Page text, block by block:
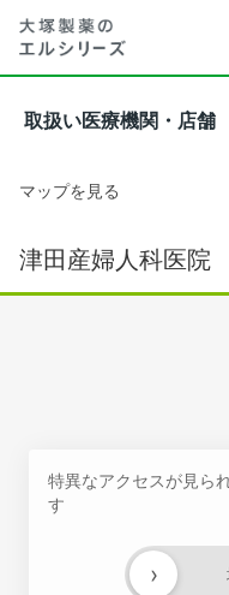
取扱い医療機関・店舗
マップを見る
津田産婦人科医院
特異なアクセスが見ら
す
›